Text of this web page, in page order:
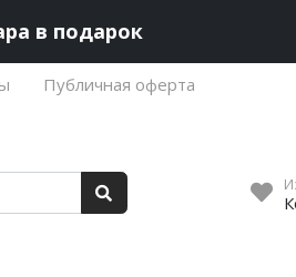
в подарок
Публичная оферта